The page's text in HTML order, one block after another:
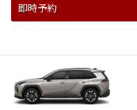
即時予約